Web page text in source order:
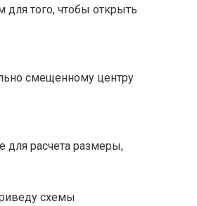
для того, чтобы открыть
смещенному центру
расчета размеры,
схемы